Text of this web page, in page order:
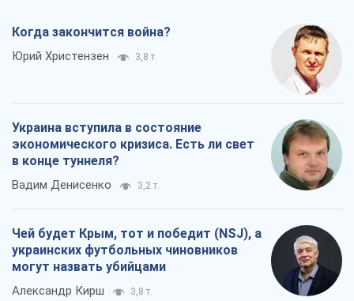
Когда закончится война?
Юрий Христензен 3,8 т.
Украина вступила в состояние
экономического кризиса. Есть ли свет
в конце туннеля?
Вадим Денисенко 3,2 т.
Чей будет Крым, тот и победит (NSJ), а
украинских футбольных чиновников
могут назвать убийцами
Александр Кирш 3,8 т.